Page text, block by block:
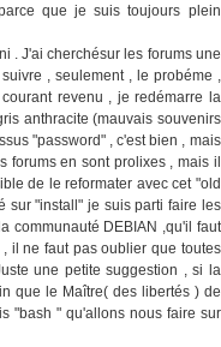
que je suis toujours plein
. J'ai cherchésur les forums une
, seulement , le probéme ,
revenu , je redémarre la
anthracite (mauvais souvenirs
"password" , c'est bien , mais
forums en sont prolixes , mais il
de le reformater avec cet "old
sur "install" je suis parti faire les
communauté DEBIAN ,qu'il faut
il ne faut pas oublier que toutes
une petite suggestion , si la
que le Maître( des libertés ) de
"bash " qu'allons nous faire sur